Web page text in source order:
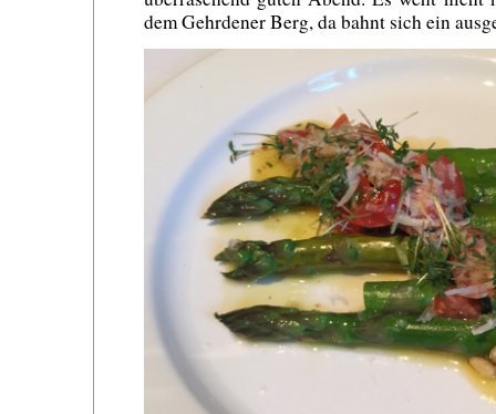
dem Gehrdener Berg, da bahnt sich ein